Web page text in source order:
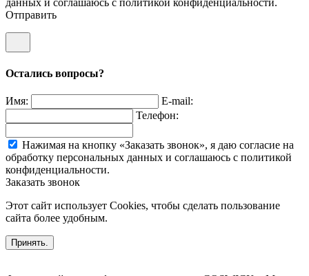
данных и соглашаюсь c политикой конфиденциальности.
Отправить
Остались вопросы?
Имя:
E-mail:
Телефон:
Нажимая на кнопку «Заказать звонок», я даю согласие на
обработку персональных данных и соглашаюсь c политикой
конфиденциальности.
Заказать звонок
Этот сайт использует Cookies, чтобы сделать пользование
сайта более удобным.
Принять.